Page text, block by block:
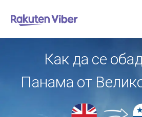
Как да се
Панама от